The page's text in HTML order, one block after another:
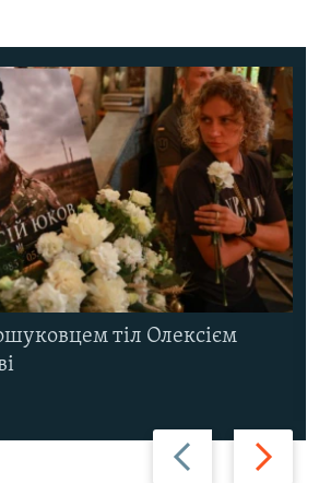
Назад Вперед
тіл Олексієм